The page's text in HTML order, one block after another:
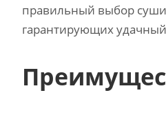
правильный выбор суши-
гарантирующих